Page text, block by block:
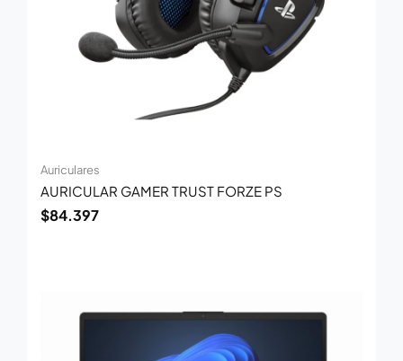
Auriculares
AURICULAR GAMER TRUST FORZE PS
$84.397